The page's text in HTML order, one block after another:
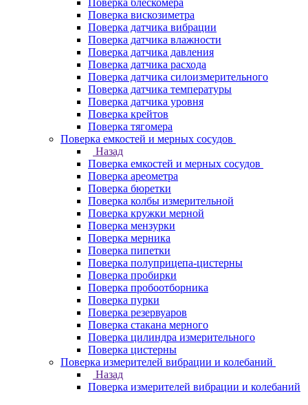
Поверка блескомера
Поверка вискозиметра
Поверка датчика вибрации
Поверка датчика влажности
Поверка датчика давления
Поверка датчика расхода
Поверка датчика силоизмерительного
Поверка датчика температуры
Поверка датчика уровня
Поверка крейтов
Поверка тягомера
Поверка емкостей и мерных сосудов
Назад
Поверка емкостей и мерных сосудов
Поверка ареометра
Поверка бюретки
Поверка колбы измерительной
Поверка кружки мерной
Поверка мензурки
Поверка мерника
Поверка пипетки
Поверка полуприцепа-цистерны
Поверка пробирки
Поверка пробоотборника
Поверка пурки
Поверка резервуаров
Поверка стакана мерного
Поверка цилиндра измерительного
Поверка цистерны
Поверка измерителей вибрации и колебаний
Назад
Поверка измерителей вибрации и колебаний